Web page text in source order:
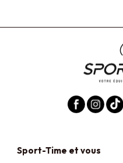
Sport-Time et vous